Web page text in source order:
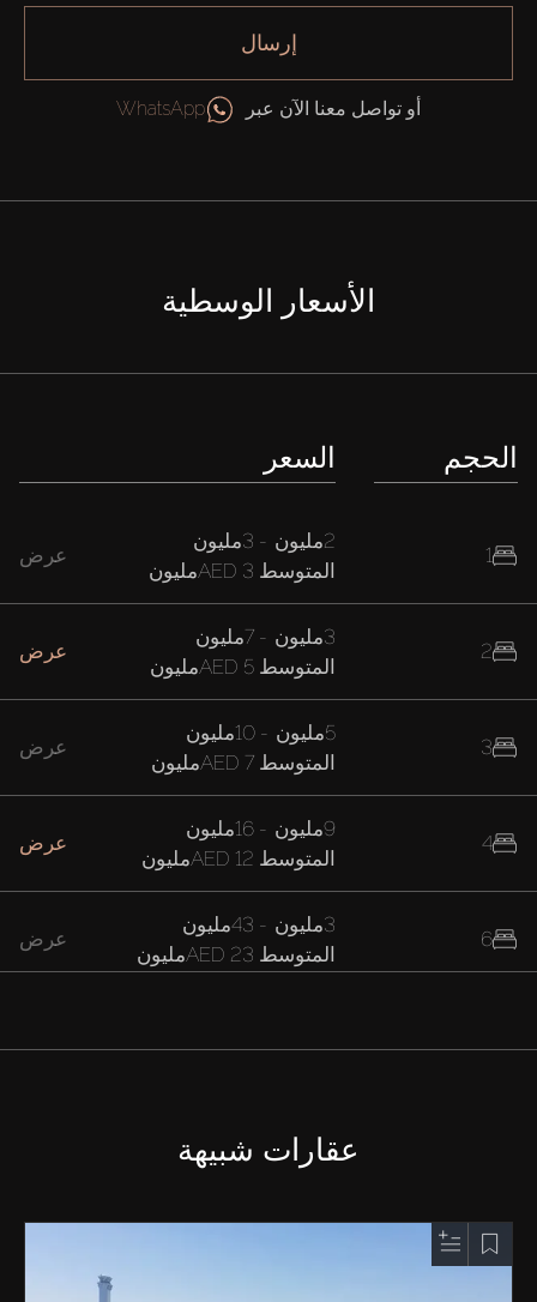
إرسال
أو تواصل معنا الآن عبر WhatsApp
الأسعار الوسطية
الحجم
1
2
3
4
6
السعر
2مليون -
المتوسط
عرض
3مليون -
المتوسط
عرض
5مليون -
المتوسط
عرض
9مليون -
المتوسط
عرض
3مليون -
المتوسط
عرض
المتوسطAED 29مليون
عقارات شبيهة